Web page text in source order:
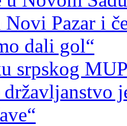
Pazar i
dali gol“
srpskog